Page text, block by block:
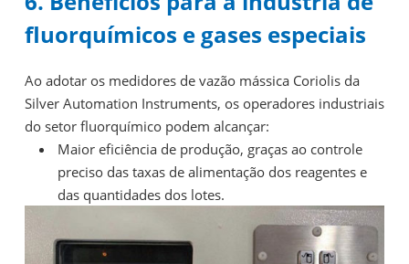
fluorquímicos e gases especiais
Ao adotar os medidores de vazão mássica Coriolis da
Silver Automation Instruments, os operadores industriais
do setor fluorquímico podem alcançar:
Maior eficiência de produção, graças ao controle
preciso das taxas de alimentação dos reagentes e
das quantidades dos lotes.